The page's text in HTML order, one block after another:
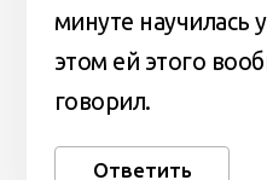
минуте научилась
этом ей этого
говорил.
Ответить